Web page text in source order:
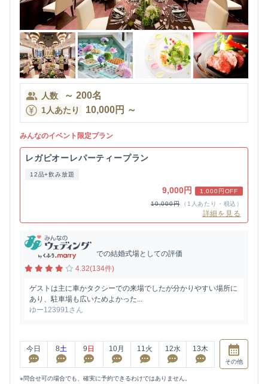
人数 ～ 200名
1人あたり 10,000円 ～
みんなのイベント限定プラン
レガピオーレパーティープラン
12品+飲み放題
9,000円
1,000円OFF
10,000円
（1人あたり・税込）
詳細を見る
での結婚式場としての評価
4.32(134件)
ゲストは主に車かタクシーでの来場でしたが分かりやすい場所に
あり、駐車場も広いためよかった...
ゆー123991さん
今日 8土 9 日 10月 11 火 12水 13木
その他
※問合せ可の場合でも、確実に予約できるわけではありません。